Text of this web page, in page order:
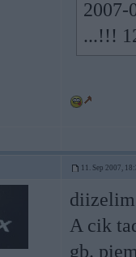
2007-
...!!!
11. Sep 2007,
diizelim
A cik
gb.